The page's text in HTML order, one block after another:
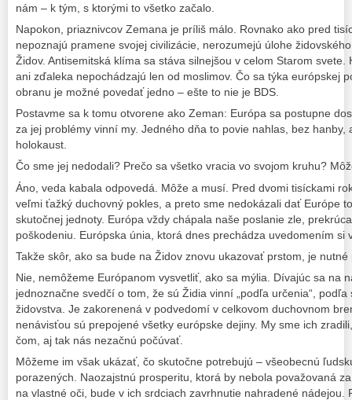
nám – k tým, s ktorými to všetko začalo.
Napokon, priaznivcov Zemana je príliš málo. Rovnako ako pred
nepoznajú pramene svojej civilizácie, nerozumejú úlohe
Židov. Antisemitská klíma sa stáva silnejšou v celom Starom
ani zďaleka nepochádzajú len od moslimov. Čo sa týka európskej
obranu je možné povedať jedno – ešte to nie je BDS.
Postavme sa k tomu otvorene ako Zeman: Európa sa postupne
za jej problémy vinní my. Jedného dňa to povie nahlas, bez hanby,
holokaust.
Čo sme jej nedodali? Prečo sa všetko vracia vo svojom kruhu?
Áno, veda kabala odpovedá. Môže a musí. Pred dvomi tisíckami
veľmi ťažký duchovný pokles, a preto sme nedokázali dať Európe
skutočnej jednoty. Európa vždy chápala naše poslanie zle,
poškodeniu. Európska únia, ktorá dnes prechádza uvedomením si
Takže skôr, ako sa bude na Židov znovu ukazovať prstom, je
Nie, nemôžeme Európanom vysvetliť, ako sa mýlia. Dívajúc sa na
jednoznačne svedčí o tom, že sú Židia vinní „podľa určenia“,
židovstva. Je zakorenená v podvedomí v celkovom duchovnom
nenávisťou sú prepojené všetky európske dejiny. My sme ich
čom, aj tak nás nezačnú počúvať.
Môžeme im však ukázať, čo skutočne potrebujú – všeobecnú
porazených. Naozajstnú prosperitu, ktorá by nebola považovaná
na vlastné oči, bude v ich srdciach zavrhnutie nahradené nádejou.